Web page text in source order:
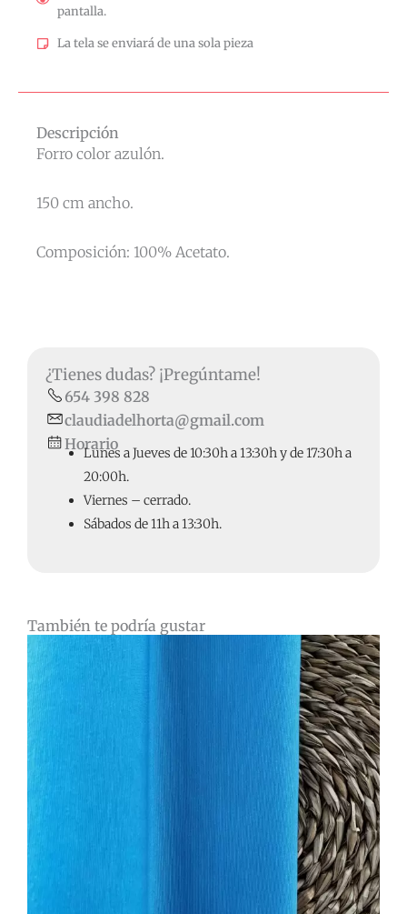
pantalla.
La tela se enviará de una sola pieza
Descripción
Forro color azulón.
150 cm ancho.
Composición: 100% Acetato.
¿Tienes dudas? ¡Pregúntame!
654 398 828
claudiadelhorta@gmail.com
Horario
Lunes a Jueves de 10:30h a 13:30h y de 17:30h a
20:00h.
Viernes – cerrado.
Sábados de 11h a 13:30h.
También te podría gustar